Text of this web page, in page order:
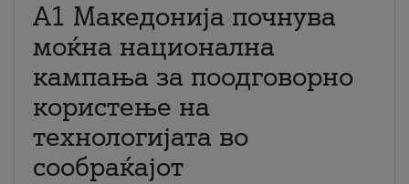
A1 Македонија почнува
моќна национална
кампања за поодговорно
користење на
технологијата во
сообраќајот